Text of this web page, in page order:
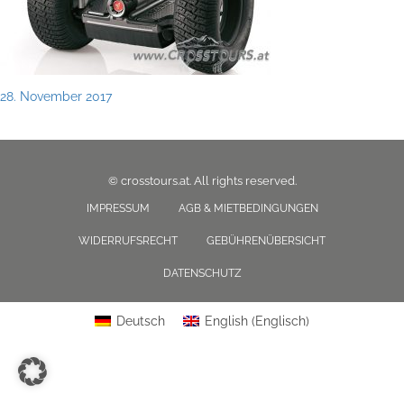
Posted
28. November 2017
© crosstours.at. All rights reserved.
IMPRESSUM AGB & MIETBEDINGUNGEN
WIDERRUFSRECHT GEBÜHRENÜBERSICHT
DATENSCHUTZ
Deutsch English(Englisch)